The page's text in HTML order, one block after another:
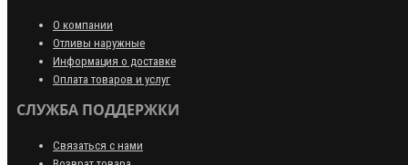
О компании
Отливы наружные
Информация о доставке
Оплата товаров и услуг
СЛУЖБА ПОДДЕРЖКИ
Связаться с нами